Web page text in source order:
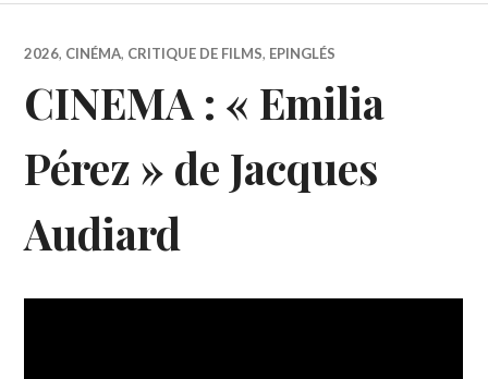
2026, CINÉMA, CRITIQUE DE FILMS, EPINGLÉS
CINEMA : « Emilia
Pérez » de Jacques
Audiard